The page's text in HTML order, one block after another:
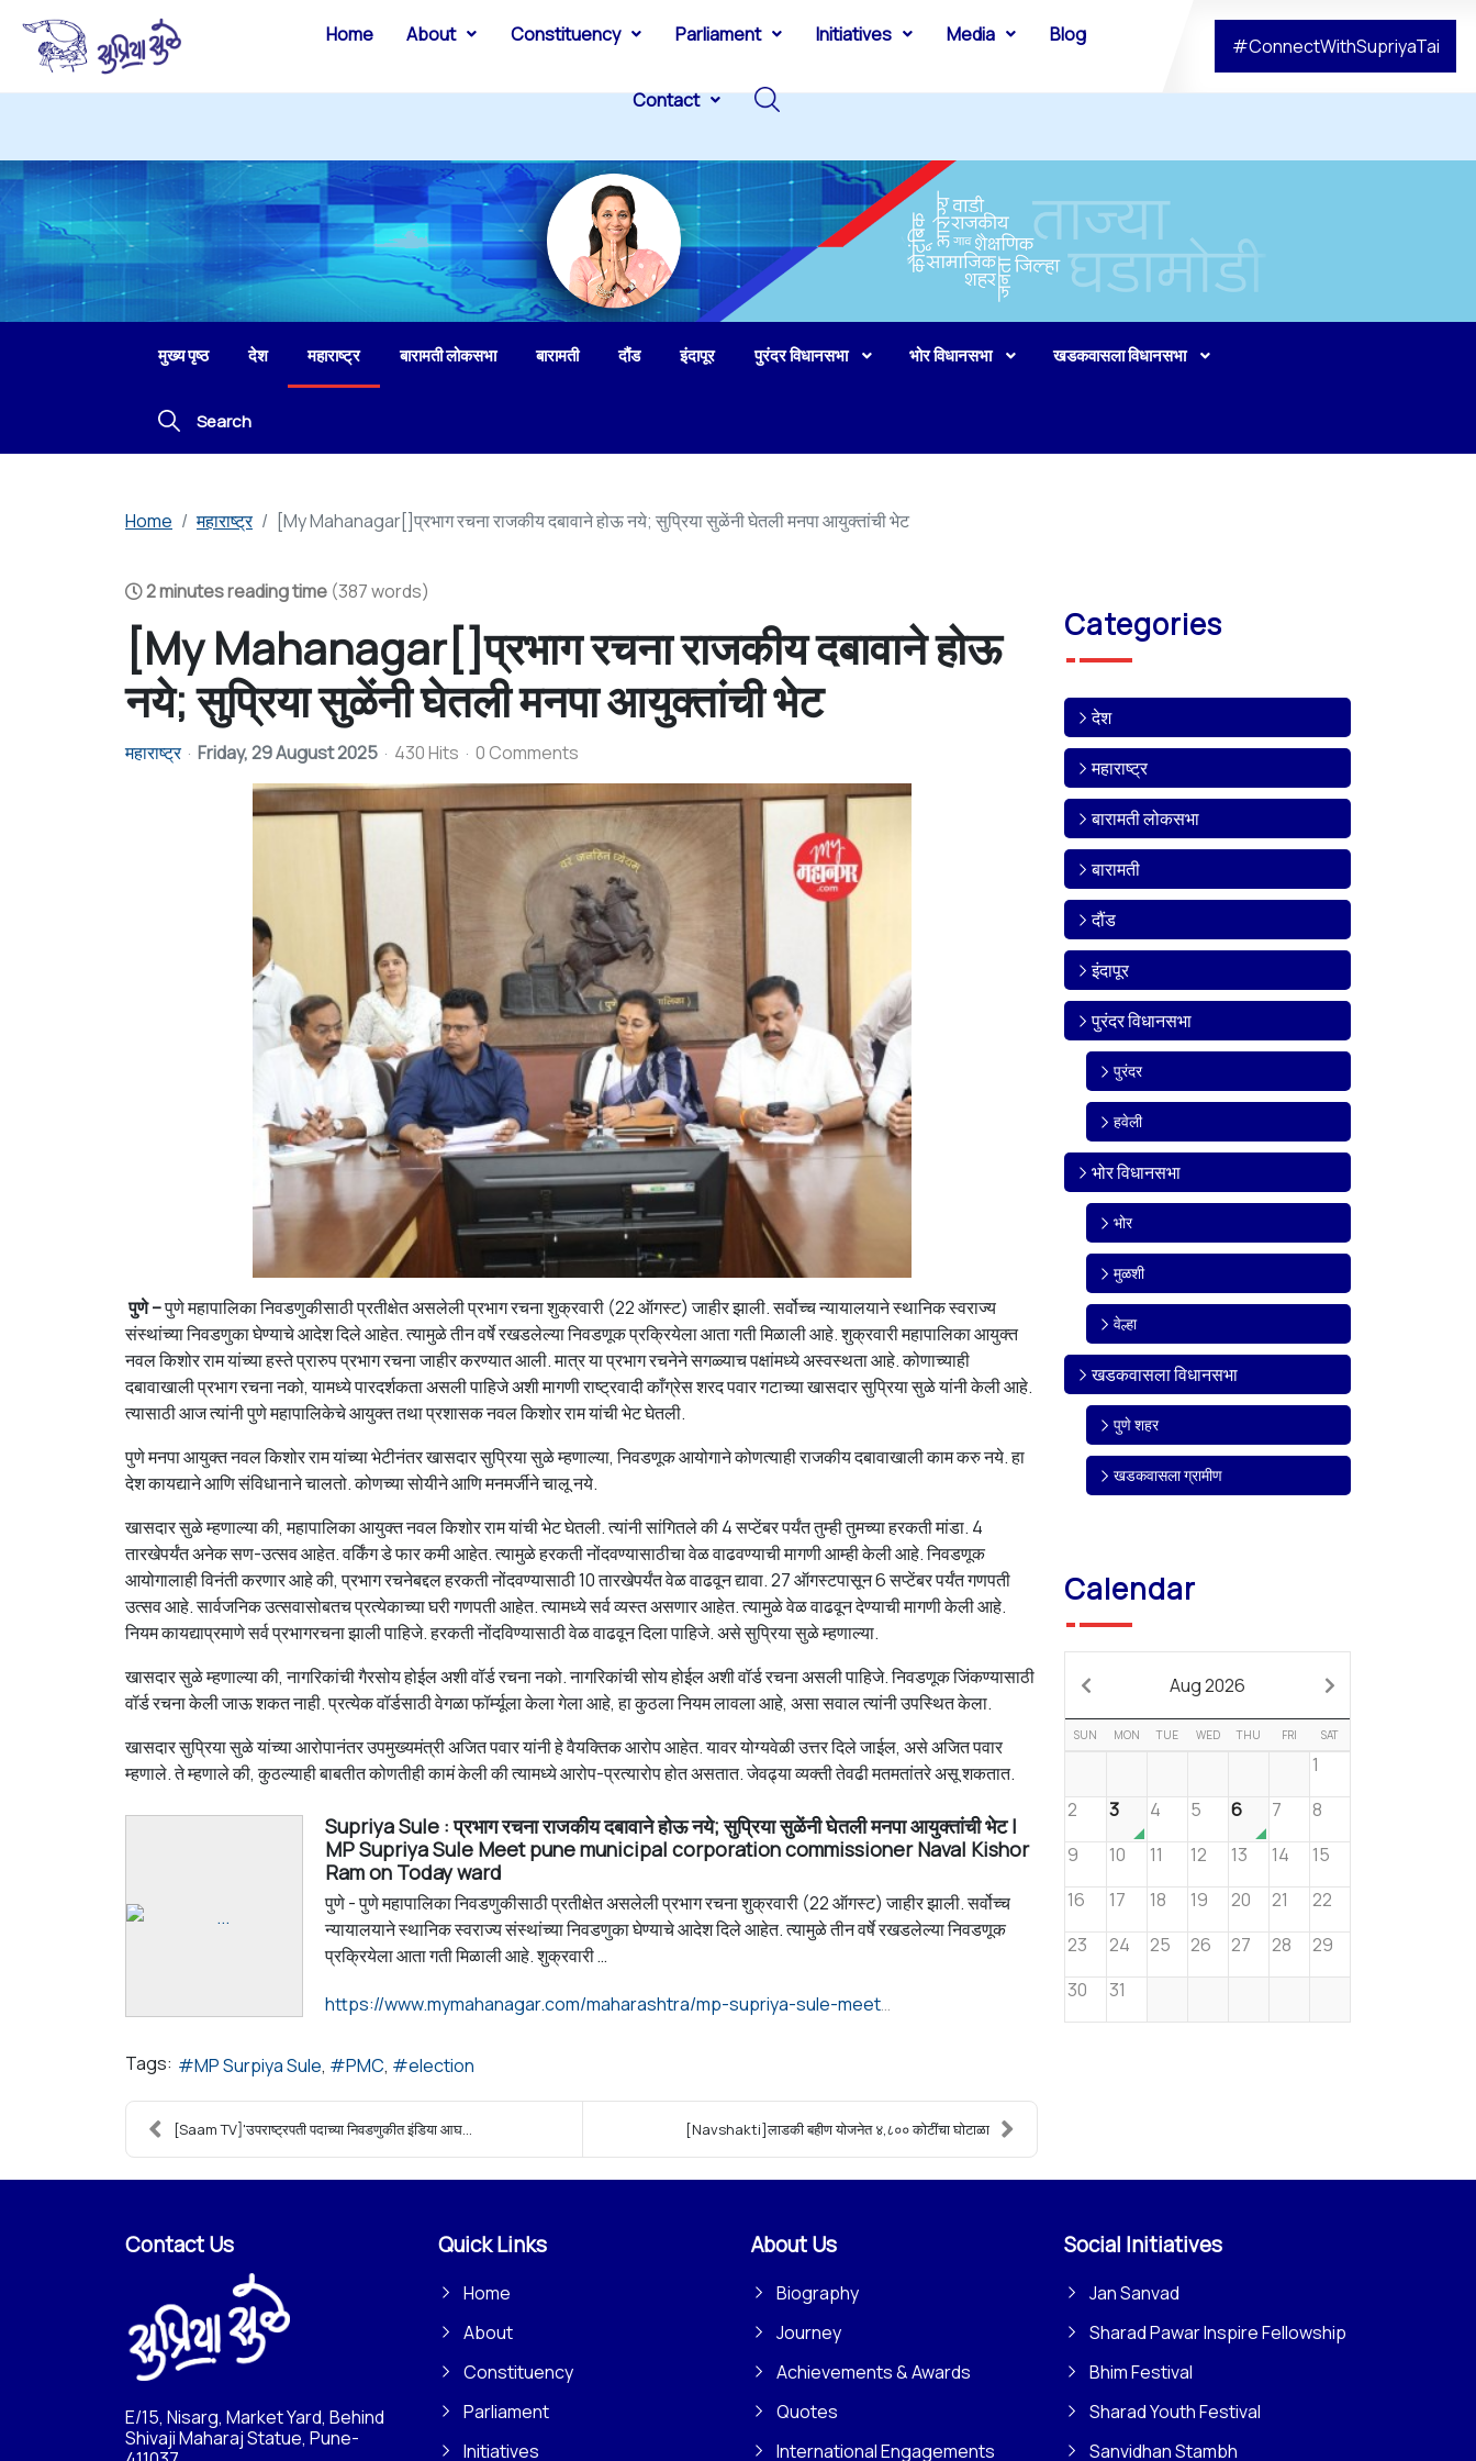
Home About Constituency Parliament Initiatives Media Blog
Contact
#ConnectWithSupriyaTai
मुख्य पृष्ठ देश महाराष्ट्र बारामती लोकसभा बारामती दौंड इंदापूर पुरंदर विधानसभा भोर विधानसभा खडकवासला विधानसभा
Search
Home महाराष्ट्र [My Mahanagar[]प्रभाग रचना राजकीय दबावाने होऊ नये; सुप्रिया सुळेंनी घेतली मनपा आयुक्तांची भेट
2 minutes reading time (387 words)
[My Mahanagar[]प्रभाग रचना राजकीय दबावाने होऊ
नये; सुप्रिया सुळेंनी घेतली मनपा आयुक्तांची भेट
महाराष्ट्र Friday, 29 August 2025 430 Hits 0 Comments
पुणे –पुणे महापालिका निवडणुकीसाठी प्रतीक्षेत असलेली प्रभाग रचना शुक्रवारी (22 ऑगस्ट) जाहीर झाली. सर्वोच्च न्यायालयाने स्थानिक स्वराज्य
संस्थांच्या निवडणुका घेण्याचे आदेश दिले आहेत. त्यामुळे तीन वर्षे रखडलेल्या निवडणूक प्रक्रियेला आता गती मिळाली आहे. शुक्रवारी महापालिका आयुक्त
नवल किशोर राम यांच्या हस्ते प्रारुप प्रभाग रचना जाहीर करण्यात आली. मात्र या प्रभाग रचनेने सगळ्याच पक्षांमध्ये अस्वस्थता आहे. कोणाच्याही
दबावाखाली प्रभाग रचना नको, यामध्ये पारदर्शकता असली पाहिजे अशी मागणी राष्ट्रवादी काँग्रेस शरद पवार गटाच्या खासदार सुप्रिया सुळे यांनी केली आहे.
त्यासाठी आज त्यांनी पुणे महापालिकेचे आयुक्त तथा प्रशासक नवल किशोर राम यांची भेट घेतली.
पुणे मनपा आयुक्त नवल किशोर राम यांच्या भेटीनंतर खासदार सुप्रिया सुळे म्हणाल्या, निवडणूक आयोगाने कोणत्याही राजकीय दबावाखाली काम करु नये. हा
देश कायद्याने आणि संविधानाने चालतो. कोणच्या सोयीने आणि मनमर्जीने चालू नये.
खासदार सुळे म्हणाल्या की, महापालिका आयुक्त नवल किशोर राम यांची भेट घेतली. त्यांनी सांगितले की 4 सप्टेंबर पर्यंत तुम्ही तुमच्या हरकती मांडा. 4
तारखेपर्यंत अनेक सण-उत्सव आहेत. वर्किंग डे फार कमी आहेत. त्यामुळे हरकती नोंदवण्यासाठीचा वेळ वाढवण्याची मागणी आम्ही केली आहे. निवडणूक
आयोगालाही विनंती करणार आहे की, प्रभाग रचनेबद्दल हरकती नोंदवण्यासाठी 10 तारखेपर्यंत वेळ वाढवून द्यावा. 27 ऑगस्टपासून 6 सप्टेंबर पर्यंत गणपती
उत्सव आहे. सार्वजनिक उत्सवासोबतच प्रत्येकाच्या घरी गणपती आहेत. त्यामध्ये सर्व व्यस्त असणार आहेत. त्यामुळे वेळ वाढवून देण्याची मागणी केली आहे.
नियम कायद्याप्रमाणे सर्व प्रभागरचना झाली पाहिजे. हरकती नोंदविण्यासाठी वेळ वाढवून दिला पाहिजे. असे सुप्रिया सुळे म्हणाल्या.
खासदार सुळे म्हणाल्या की, नागरिकांची गैरसोय होईल अशी वॉर्ड रचना नको. नागरिकांची सोय होईल अशी वॉर्ड रचना असली पाहिजे. निवडणूक जिंकण्यासाठी
वॉर्ड रचना केली जाऊ शकत नाही. प्रत्येक वॉर्डसाठी वेगळा फॉर्म्यूला केला गेला आहे, हा कुठला नियम लावला आहे, असा सवाल त्यांनी उपस्थित केला.
खासदार सुप्रिया सुळे यांच्या आरोपानंतर उपमुख्यमंत्री अजित पवार यांनी हे वैयक्तिक आरोप आहेत. यावर योग्यवेळी उत्तर दिले जाईल, असे अजित पवार
म्हणाले. ते म्हणाले की, कुठल्याही बाबतीत कोणतीही कामं केली की त्यामध्ये आरोप-प्रत्यारोप होत असतात. जेवढ्या व्यक्ती तेवढी मतमतांतरे असू शकतात.
Supriya Sule : प्रभाग रचना राजकीय दबावाने होऊ नये; सुप्रिया सुळेंनी घेतली मनपा आयुक्तांची भेट |
MP Supriya Sule Meet pune municipal corporation commissioner Naval Kishor
Ram on Today ward
पुणे - पुणे महापालिका निवडणुकीसाठी प्रतीक्षेत असलेली प्रभाग रचना शुक्रवारी (22 ऑगस्ट) जाहीर झाली. सर्वोच्च
न्यायालयाने स्थानिक स्वराज्य संस्थांच्या निवडणुका घेण्याचे आदेश दिले आहेत. त्यामुळे तीन वर्षे रखडलेल्या निवडणूक
प्रक्रियेला आता गती मिळाली आहे. शुक्रवारी …
https://www.mymahanagar.com/maharashtra/mp-supriya-sule-meet-pune-municipal-corporation-commissioner-naval-kishor-ram-on-today-ward/915409/
Tags: MP Surpiya Sule PMC election
[Saam TV]'उपराष्ट्रपती पदाच्या निवडणुकीत इंडिया आघ... [Navshakti]लाडकी बहीण योजनेत ४,८०० कोटींचा घोटाळा
Categories
देश
महाराष्ट्र
बारामती लोकसभा
बारामती
दौंड
इंदापूर
पुरंदर विधानसभा
पुरंदर
हवेली
भोर विधानसभा
भोर
मुळशी
वेल्हा
खडकवासला विधानसभा
पुणे शहर
खडकवासला ग्रामीण
Calendar
Aug 2026
SUN MON TUE WED THU FRI SAT
1
2
3 4 5 6 7
8
9
10 11 12 13 14
15
16
17 18 19 20 21
22
23
24 25 26 27 28
29
30
31
Contact Us
E/15, Nisarg, Market Yard, Behind
Shivaji Maharaj Statue, Pune-
Quick Links
Home
About
Constituency
Parliament
Initiatives
About Us
Biography
Journey
Achievements & Awards
Quotes
International Engagements
Social Initiatives
Jan Sanvad
Sharad Pawar Inspire Fellowship
Bhim Festival
Sharad Youth Festival
Sanvidhan Stambh